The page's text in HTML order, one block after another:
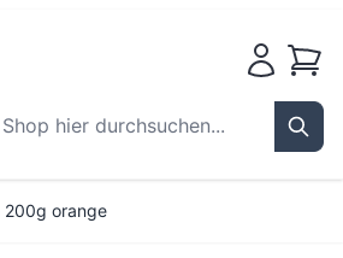
hier durchsuchen...
200g orange